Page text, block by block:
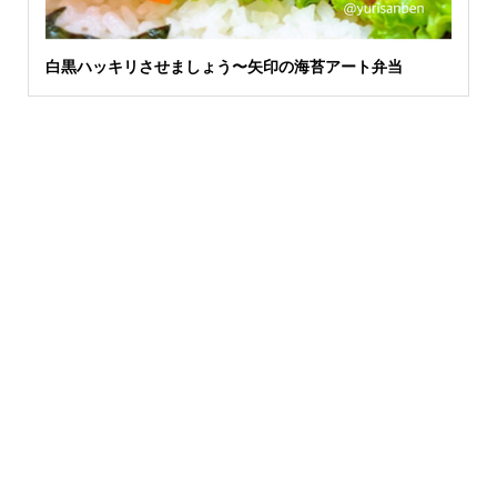
白黒ハッキリさせましょう〜矢印の海苔アート弁当